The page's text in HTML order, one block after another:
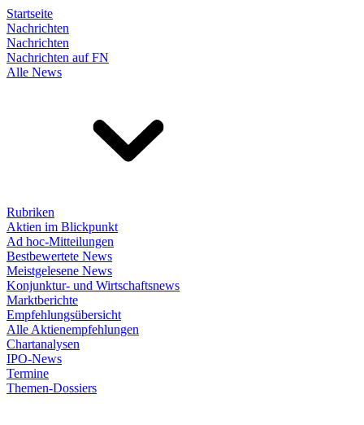
Startseite
Nachrichten
Nachrichten
Nachrichten auf FN
Alle News
Rubriken
Aktien im Blickpunkt
Ad hoc-Mitteilungen
Bestbewertete News
Meistgelesene News
Konjunktur- und Wirtschaftsnews
Marktberichte
Empfehlungsübersicht
Alle Aktienempfehlungen
Chartanalysen
IPO-News
Termine
Themen-Dossiers